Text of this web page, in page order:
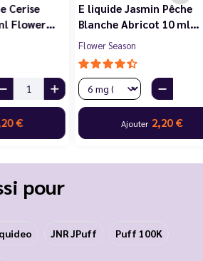
E liquide Jasmin Pêche
Blanche Abricot 10 ml…
Flower Season
Ajouter2,20 €
pour
JNR JPuff Puff 100K